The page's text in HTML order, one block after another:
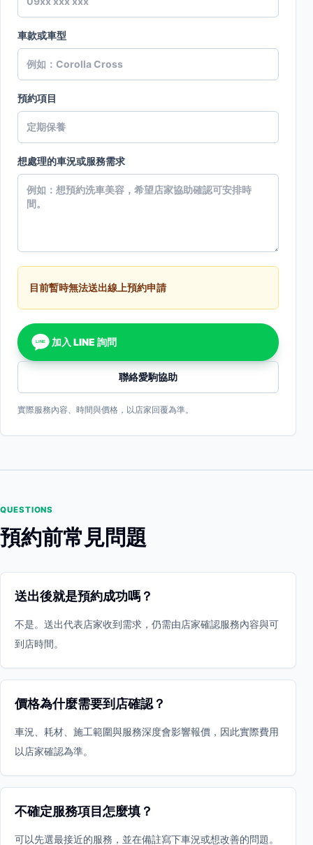
車款或車型
預約項目
想處理的車況或服務需求
目前暫時無法送出線上預約申請
LINE 加入 LINE 詢問
聯絡愛駒協助
實際服務內容、時間與價格，以店家回覆為準。
QUESTIONS
預約前常見問題
送出後就是預約成功嗎？
不是。送出代表店家收到需求，仍需由店家確認服務內容與可
到店時間。
價格為什麼需要到店確認？
車況、耗材、施工範圍與服務深度會影響報價，因此實際費用
以店家確認為準。
不確定服務項目怎麼填？
可以先選最接近的服務，並在備註寫下車況或想改善的問題。